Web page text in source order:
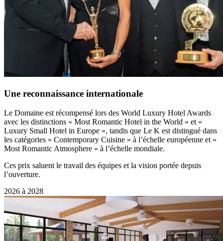
Une reconnaissance internationale
Le Domaine est récompensé lors des World Luxury Hotel Awards
avec les distinctions « Most Romantic Hotel in the World » et «
Luxury Small Hotel in Europe », tandis que Le K est distingué dans
les catégories « Contemporary Cuisine » à l’échelle européenne et «
Most Romantic Atmosphere » à l’échelle mondiale.
Ces prix saluent le travail des équipes et la vision portée depuis
l’ouverture.
2026 à 2028